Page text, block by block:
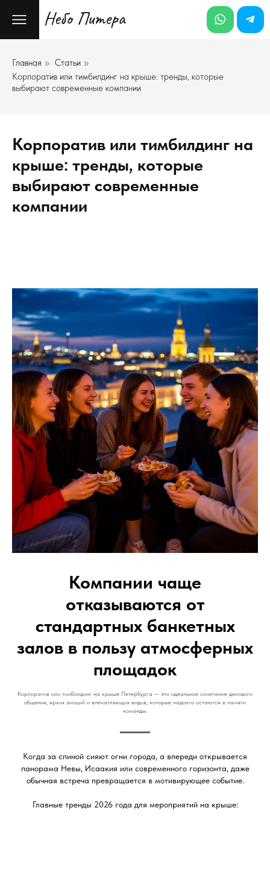
Главная » Статьи »
Корпоратив или тимбилдинг на крыше: тренды, которые
выбирают современные компании
Корпоратив или тимбилдинг на
крыше: тренды, которые
выбирают современные
компании
Компании чаще
отказываются от
стандартных банкетных
залов в пользу атмосферных
площадок
Корпоратив или тимбилдинг на крыше Петербурга — это идеальное сочетание делового
общения, ярких эмоций и впечатляющих видов, которые надолго остаются в памяти
команды.
Когда за спиной сияют огни города, а впереди открывается
панорама Невы, Исаакия или современного горизонта, даже
обычная встреча превращается в мотивирующее событие.
Главные тренды 2026 года для мероприятий на крыше: